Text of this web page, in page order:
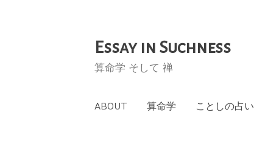
コ
ン
ン
Essay in Suchness
算命学 そして 禅
ABOUT 算命学 ことしの占い